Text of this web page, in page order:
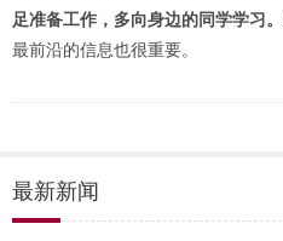
足准备工作，多向身边的同学学习。
最前沿的信息也很重要。
最新新闻